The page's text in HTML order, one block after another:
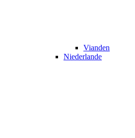
Vianden
Niederlande